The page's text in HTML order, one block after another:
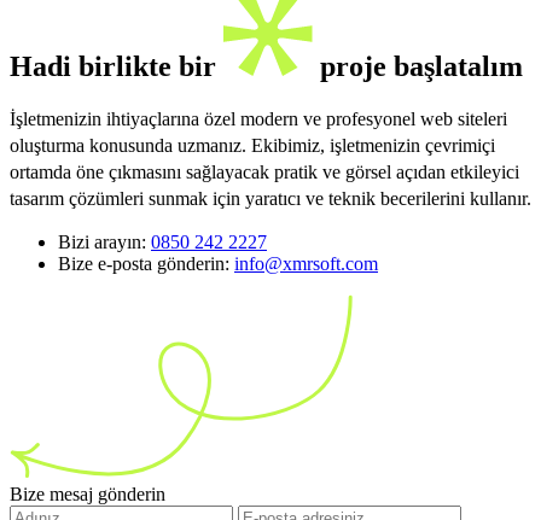
Hadi birlikte bir proje başlatalım
İşletmenizin ihtiyaçlarına özel modern ve profesyonel web siteleri
oluşturma konusunda uzmanız. Ekibimiz, işletmenizin çevrimiçi
ortamda öne çıkmasını sağlayacak pratik ve görsel açıdan etkileyici
tasarım çözümleri sunmak için yaratıcı ve teknik becerilerini kullanır.
Bizi arayın: 0850 242 2227
Bize e-posta gönderin: info@xmrsoft.com
Bize mesaj gönderin